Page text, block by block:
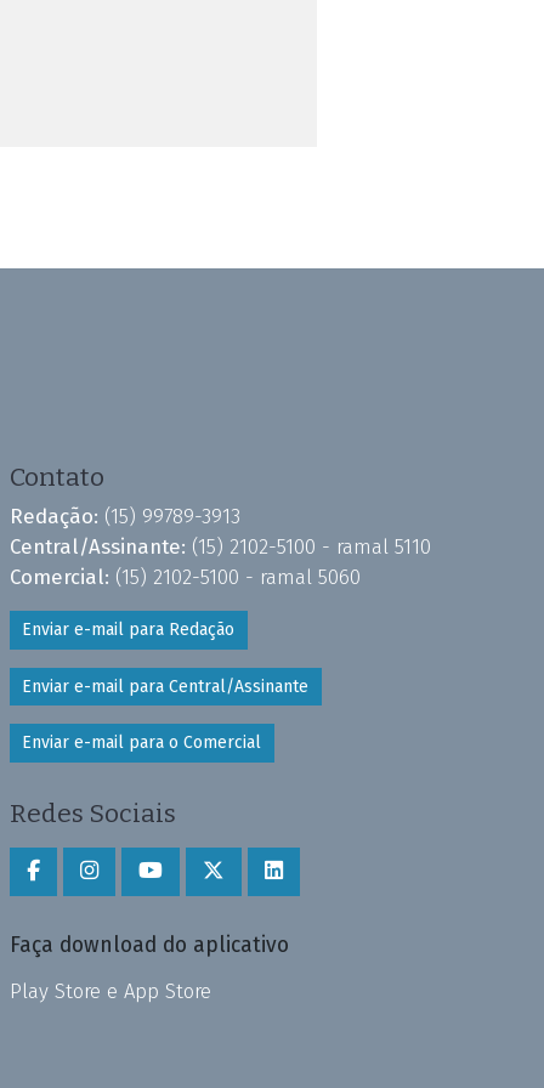
Contato
Redação: (15) 99789-3913
Central/Assinante: (15) 2102-5100 - ramal 5110
Comercial: (15) 2102-5100 - ramal 5060
Enviar e-mail para Redação
Enviar e-mail para Central/Assinante
Enviar e-mail para o Comercial
Redes Sociais
Faça download do aplicativo
Play Store e App Store